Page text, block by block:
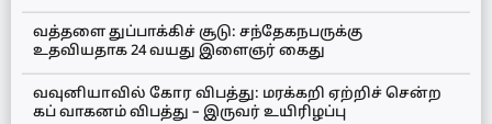
வத்தளை துப்பாக்கிச் சூடு: சந்தேகநபருக்கு
உதவியதாக 24 வயது இளைஞர் கைது
வவுனியாவில் கோர விபத்து: மரக்கறி ஏற்றிச் சென்ற
கப் வாகனம் விபத்து – இருவர் உயிரிழப்பு